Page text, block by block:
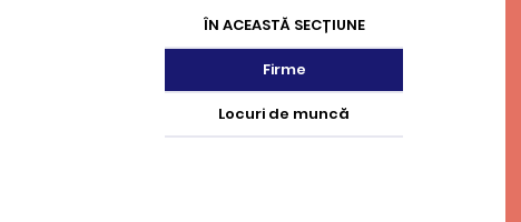
ÎN ACEASTĂ SECȚIUNE
Firme
Locuri de muncă